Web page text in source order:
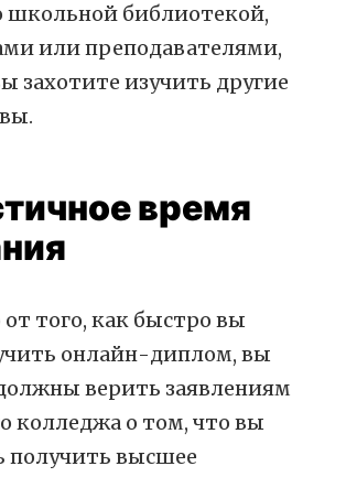
школьной библиотекой,
или преподавателями,
захотите изучить другие
время
того, как быстро вы
онлайн-диплом, вы
верить заявлениям
колледжа о том, что вы
получить высшее